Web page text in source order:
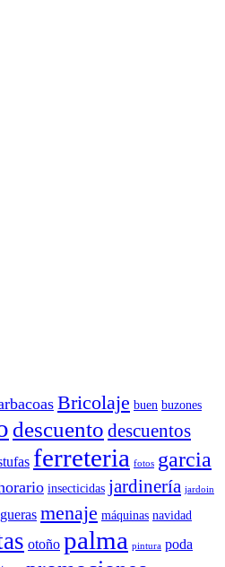
Bricolaje buen buzones
descuento descuentos
ferreteria fotos garcia
insecticidas jardinería jardoin
menaje máquinas navidad
otoño palma pintura poda